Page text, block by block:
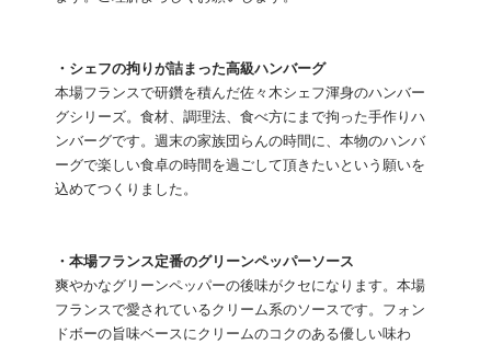
・シェフの拘りが詰まった高級ハンバーグ
本場フランスで研鑽を積んだ佐々木シェフ渾身のハンバー
グシリーズ。食材、調理法、食べ方にまで拘った手作りハ
ンバーグです。週末の家族団らんの時間に、本物のハンバ
ーグで楽しい食卓の時間を過ごして頂きたいという願いを
込めてつくりました。
・本場フランス定番のグリーンペッパーソース
爽やかなグリーンペッパーの後味がクセになります。本場
フランスで愛されているクリーム系のソースです。フォン
ドボーの旨味ベースにクリームのコクのある優しい味わ